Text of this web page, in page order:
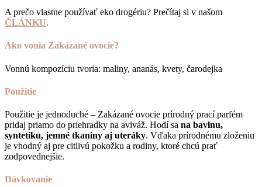
A prečo vlastne používať eko drogériu? Prečítaj si v našom
ČLÁNKU.
Ako vonia Zakázané ovocie?
Vonnú kompozíciu tvoria: maliny, ananás, kvety, čarodejka
Použitie
Použitie je jednoduché – Zakázané ovocie prírodný prací parfém
pridaj priamo do priehradky na aviváž. Hodí sa na bavlnu,
syntetiku, jemné tkaniny aj uteráky. Vďaka prírodnému zloženiu
je vhodný aj pre citlivú pokožku a rodiny, ktoré chcú prať
zodpovednejšie.
Dávkovanie